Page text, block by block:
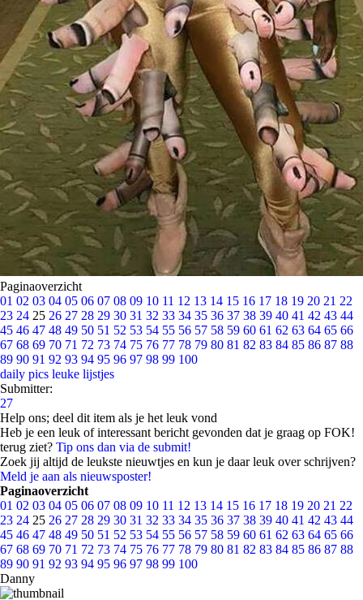
Paginaoverzicht
01 02 03 04 05 06 07 08 09 10 11 12 13 14 15 16 17 18 19 20 21 22
23 24 25 26 27 28 29 30 31 32 33 34 35 36 37 38 39 40 41 42 43 44
45 46 47 48 49 50 51 52 53 54 55 56 57 58 59 60 61 62 63 64 65 66
67 68 69 70 71 72 73 74 75 76 77 78 79 80 81 82 83 84 85 86 87 88
89 90 91 92 93 94 95 96 97 98 99 100
daily pics leuke lijstjes
Submitter:
27
Help ons; deel dit item als je het leuk vond
Heb je een leuk of interessant bericht gevonden dat je graag op FOK!
terug ziet? Tip ons dan via de submit!
Zoek jij altijd de leukste nieuwtjes en kun je daar leuk over schrijven?
Meld je aan als nieuwsposter!
Paginaoverzicht
01 02 03 04 05 06 07 08 09 10 11 12 13 14 15 16 17 18 19 20 21 22
23 24 25 26 27 28 29 30 31 32 33 34 35 36 37 38 39 40 41 42 43 44
45 46 47 48 49 50 51 52 53 54 55 56 57 58 59 60 61 62 63 64 65 66
67 68 69 70 71 72 73 74 75 76 77 78 79 80 81 82 83 84 85 86 87 88
89 90 91 92 93 94 95 96 97 98 99 100
Danny